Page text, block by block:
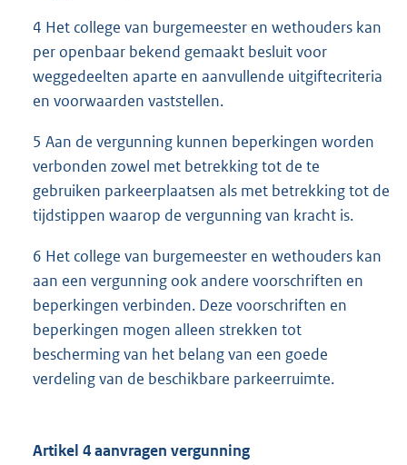
4 Het college van burgemeester en wethouders kan
per openbaar bekend gemaakt besluit voor
weggedeelten aparte en aanvullende uitgiftecriteria
en voorwaarden vaststellen.
5 Aan de vergunning kunnen beperkingen worden
verbonden zowel met betrekking tot de te
gebruiken parkeerplaatsen als met betrekking tot de
tijdstippen waarop de vergunning van kracht is.
6 Het college van burgemeester en wethouders kan
aan een vergunning ook andere voorschriften en
beperkingen verbinden. Deze voorschriften en
beperkingen mogen alleen strekken tot
bescherming van het belang van een goede
verdeling van de beschikbare parkeerruimte.
Artikel 4 aanvragen vergunning